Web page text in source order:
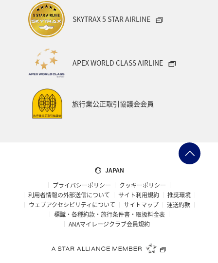
SKYTRAX 5 STAR AIRLINE
APEX WORLD CLASS AIRLINE
旅行業公正取引協議会会員
JAPAN
プライバシーポリシー
クッキーポリシー
利用者情報の外部送信について
サイト利用規約
推奨環境
ウェブアクセシビリティについて
サイトマップ
運送約款
標識・各種約款・旅行条件書・取扱料金表
ANAマイレージクラブ会員規約